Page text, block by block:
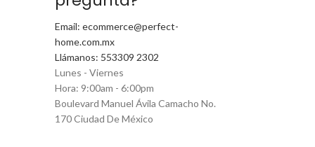
Email: ecommerce@perfect-
home.com.mx
Llámanos: 553309 2302
Lunes - Viernes
Hora: 9:00am - 6:00pm
Boulevard Manuel Ávila Camacho No.
170 Ciudad De México